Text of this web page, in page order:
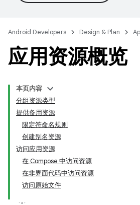
Android Developers Design & Plan
应用资源概览
本页内容
分组资源类型
提供备用资源
限定符命名规则
创建别名资源
访问应用资源
在 Compose 中访问资源
在非界面代码中访问资源
访问原始文件